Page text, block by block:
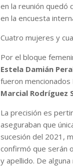
en la reunión quedó
en la encuesta
Cuatro mujeres y
Por el bloque
Estela Damián
fueron mencionados
Marcial Rodríguez
La precisión es
aseguraban que
sucesión del 2021,
confirmó que serán
y apellido. De